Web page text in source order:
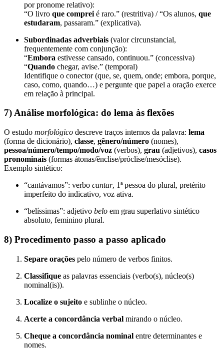
por pronome relativo):
“O livro que comprei é raro.” (restritiva) / “Os alunos, que
estudaram, passaram.” (explicativa).
Subordinadas adverbiais (valor circunstancial,
frequentemente com conjunção):
“Embora estivesse cansado, continuou.” (concessiva)
“Quando chegar, avise.” (temporal)
Identifique o conector (que, se, quem, onde; embora, porque,
caso, como, quando…) e pergunte que papel a oração exerce
em relação à principal.
7) Análise morfológica: do lema às flexões
O estudo morfológico descreve traços internos da palavra: lema
(forma de dicionário), classe, gênero/número (nomes),
pessoa/número/tempo/modo/voz (verbos), grau (adjetivos), casos
pronominais (formas átonas/ênclise/próclise/mesóclise).
Exemplo sintético:
“cantávamos”: verbo cantar, 1ª pessoa do plural, pretérito
imperfeito do indicativo, voz ativa.
“belíssimas”: adjetivo belo em grau superlativo sintético
absoluto, feminino plural.
8) Procedimento passo a passo aplicado
Separe orações pelo número de verbos finitos.
Classifique as palavras essenciais (verbo(s), núcleo(s)
nominal(is)).
Localize o sujeito e sublinhe o núcleo.
Acerte a concordância verbal mirando o núcleo.
Cheque a concordância nominal entre determinantes e
nomes.